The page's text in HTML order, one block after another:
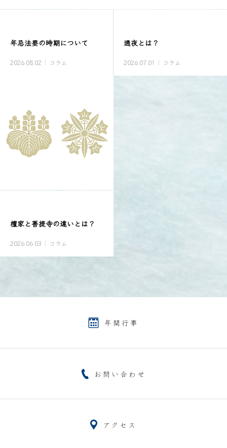
年忌法要の時期について
2026.08.02 コラム
通夜とは？
2026.07.01 コラム
檀家と菩提寺の違いとは？
2026.06.03 コラム
年間行事
お問い合わせ
アクセス